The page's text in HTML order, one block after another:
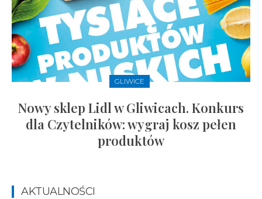
GLIWICE
Nowy sklep Lidl w Gliwicach. Konkurs
dla Czytelników: wygraj kosz pełen
produktów
AKTUALNOŚCI